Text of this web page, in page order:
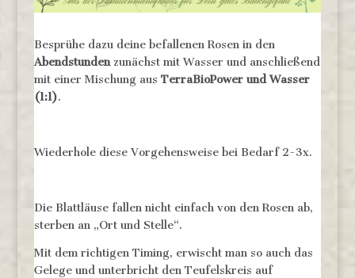
Besprühe dazu deine befallenen Rosen in den
Abendstundenzunächst mit Wasser und anschließend
mit einer Mischung aus TerraBioPower und Wasser
(1:1).
Wiederhole diese Vorgehensweise bei Bedarf 2-3x.
Die Blattläuse fallen nicht einfach von den Rosen ab,
sterben an „Ort und Stelle“.
Mit dem richtigen Timing, erwischt man so auch das
Gelege und unterbricht den Teufelskreis auf